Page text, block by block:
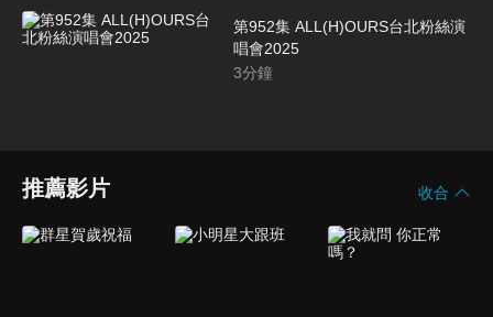
第952集 ALL(H)OURS台北粉絲演
唱會2025
3分鐘
推薦影片 收合